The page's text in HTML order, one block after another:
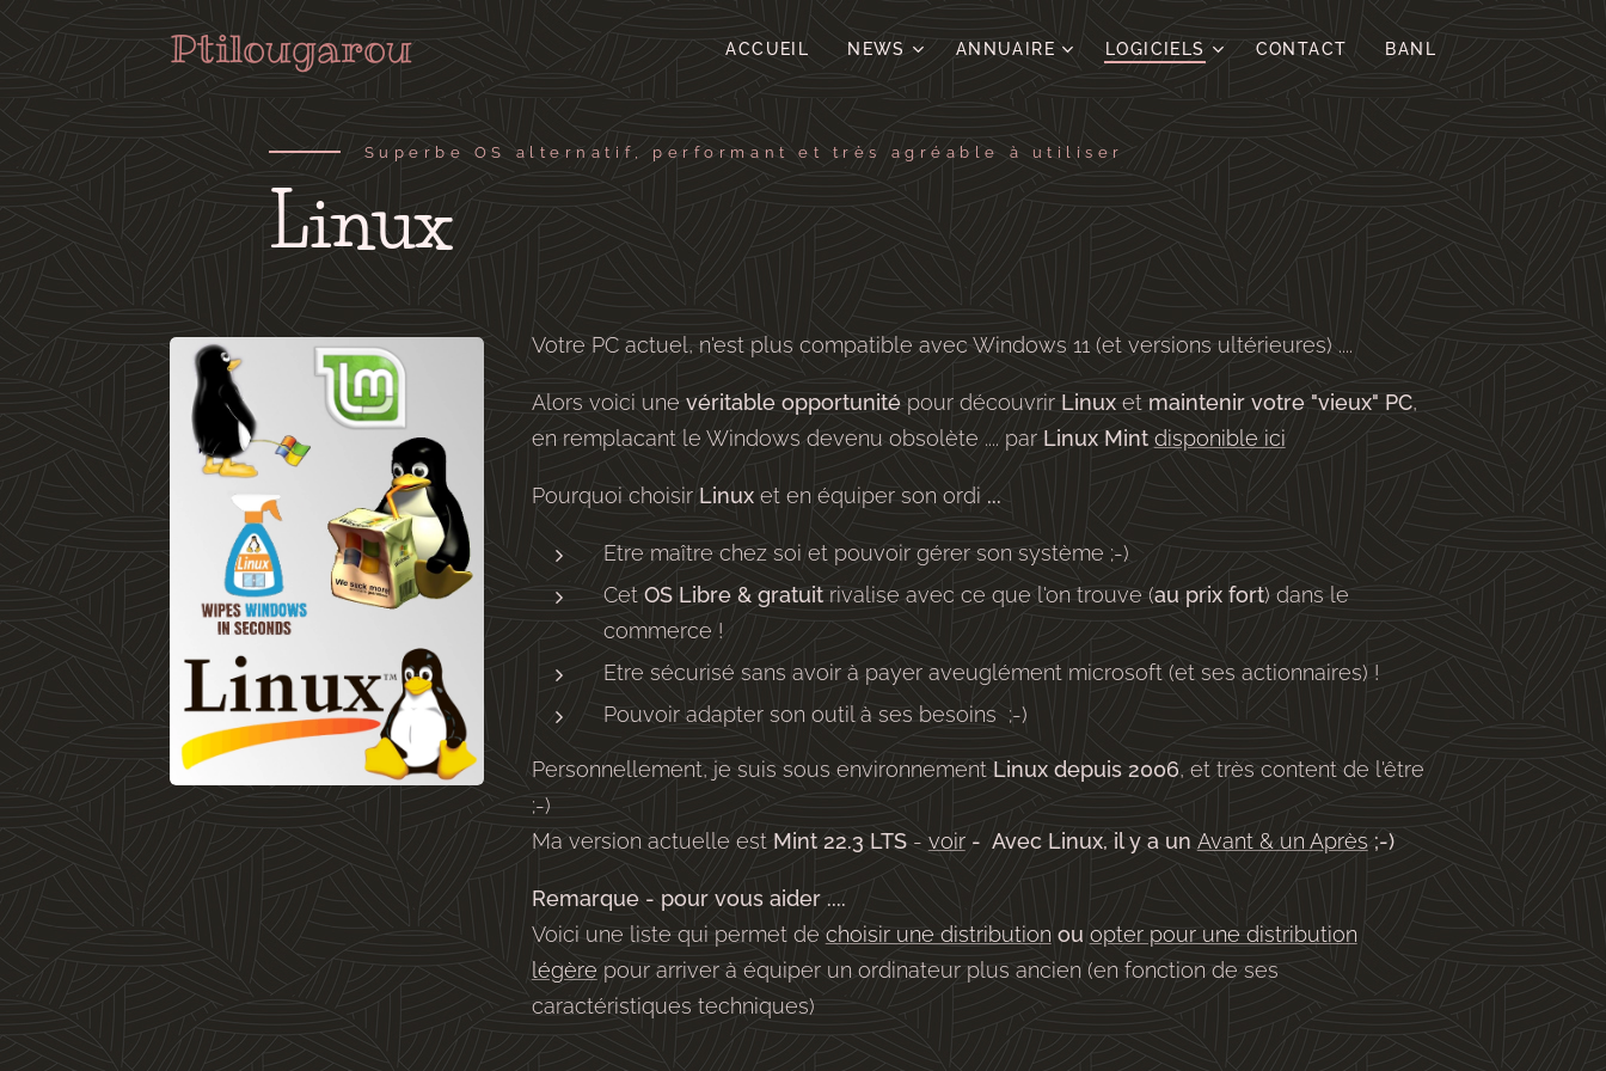
Ptilougarou ACCUEIL NEWS ANNUAIRE LOGICIELS CONTACT BANL
Superbe OS alternatif, performant et très agréable à utiliser
Linux
Votre PC actuel, n'est plus compatible avec Windows 11 (et versions ultérieures) ....
Alors voici une véritable opportunitépour découvrir Linuxet maintenir votre "vieux" PC,
en remplacant le Windows devenu obsolète .... par Linux Mint disponible ici
Pourquoi choisir Linuxet en équiper son ordi ...
Etre maître chez soi et pouvoir gérer son système ;-)
Cet OSLibre & gratuitrivalise avec ce que l'on trouve (au prix fort) dans le
commerce !
Etre sécurisé sans avoir à payer aveuglément microsoft (et ses actionnaires) !
Pouvoir adapter son outil à ses besoins ;-)
Personnellement, je suis sous environnement Linux depuis 2006, et très content de l'être
;-)
Ma version actuelle est Mint 22.3 LTS-voir- Avec Linux, il y a un Avant & un Après;-)
Remarque - pour vous aider ....
Voici une liste qui permet dechoisir une distribution ou opter pour une distribution
légère pour arriver à équiper un ordinateur plus ancien (en fonction de ses
caractéristiques techniques)